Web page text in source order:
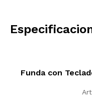
Funda con